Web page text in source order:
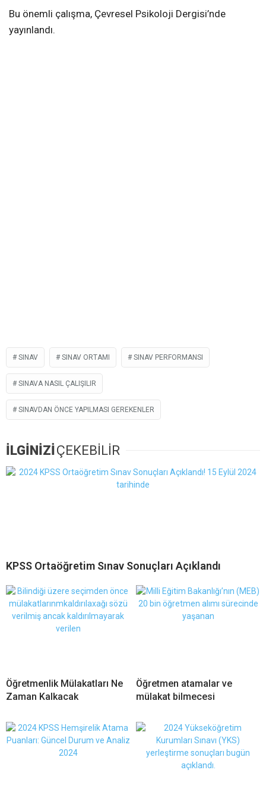
Bu önemli çalışma, Çevresel Psikoloji Dergisi’nde
yayınlandı.
SINAV SINAV ORTAMI SINAV PERFORMANSI
SINAVA NASIL ÇALIŞILIR
SINAVDAN ÖNCE YAPILMASI GEREKENLER
İLGİNİZİÇEKEBİLİR
KPSS Ortaöğretim Sınav Sonuçları Açıklandı
Öğretmenlik Mülakatları Ne
Zaman Kalkacak
Öğretmen atamalar ve
mülakat bilmecesi